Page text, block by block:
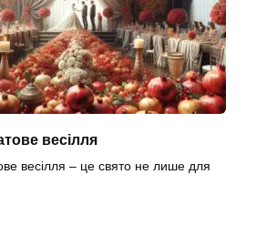
весілля
весілля – це свято не лише для